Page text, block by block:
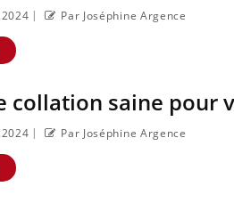
| Par Joséphine Argence
collation saine pour
| Par Joséphine Argence